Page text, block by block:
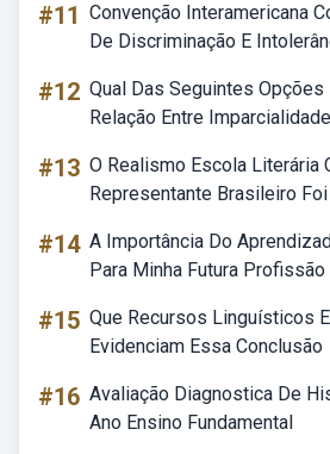
#11 Convenção Interamericana
De Discriminação E
#12 Qual Das Seguintes
Relação Entre Imparcialidade
#13 O Realismo Escola Literária
Representante Brasileiro Foi
#14 A Importância Do
Para Minha Futura Profissão
#15 Que Recursos Linguísticos
Evidenciam Essa Conclusão
#16 Avaliação Diagnostica De
Ano Ensino Fundamental